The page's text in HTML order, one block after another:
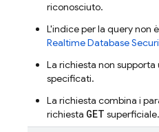
riconosciuto.
L'indice per la query non
Realtime Database
La richiesta non
specificati.
La richiesta combina i
richiesta GET superficiale.